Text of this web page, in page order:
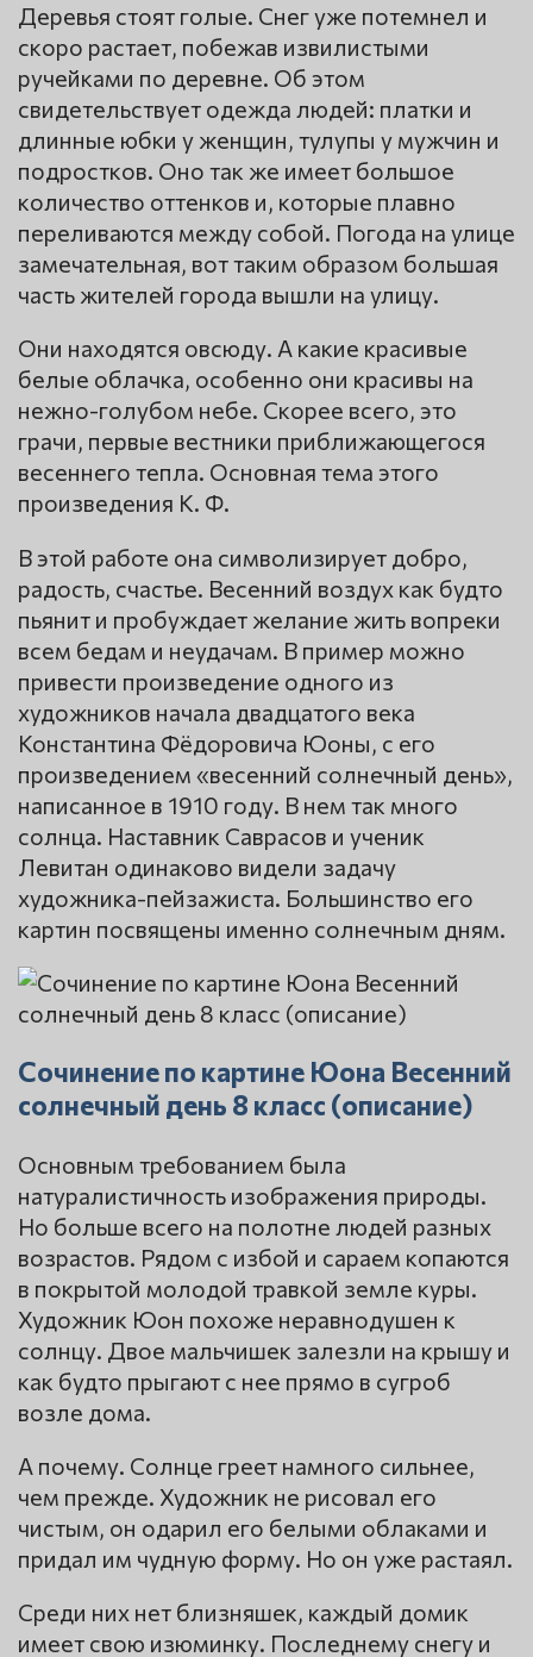
Деревья стоят голые. Снег уже потемнел и
скоро растает, побежав извилистыми
ручейками по деревне. Об этом
свидетельствует одежда людей: платки и
длинные юбки у женщин, тулупы у мужчин и
подростков. Оно так же имеет большое
количество оттенков и, которые плавно
переливаются между собой. Погода на улице
замечательная, вот таким образом большая
часть жителей города вышли на улицу.
Они находятся овсюду. А какие красивые
белые облачка, особенно они красивы на
нежно-голубом небе. Скорее всего, это
грачи, первые вестники приближающегося
весеннего тепла. Основная тема этого
произведения К. Ф.
В этой работе она символизирует добро,
радость, счастье. Весенний воздух как будто
пьянит и пробуждает желание жить вопреки
всем бедам и неудачам. В пример можно
привести произведение одного из
художников начала двадцатого века
Константина Фёдоровича Юоны, с его
произведением «весенний солнечный день»,
написанное в 1910 году. В нем так много
солнца. Наставник Саврасов и ученик
Левитан одинаково видели задачу
художника-пейзажиста. Большинство его
картин посвящены именно солнечным дням.
Сочинение по картине Юона Весенний
солнечный день 8 класс (описание)
Основным требованием была
натуралистичность изображения природы.
Но больше всего на полотне людей разных
возрастов. Рядом с избой и сараем копаются
в покрытой молодой травкой земле куры.
Художник Юон похоже неравнодушен к
солнцу. Двое мальчишек залезли на крышу и
как будто прыгают с нее прямо в сугроб
возле дома.
А почему. Солнце греет намного сильнее,
чем прежде. Художник не рисовал его
чистым, он одарил его белыми облаками и
придал им чудную форму. Но он уже растаял.
Среди них нет близняшек, каждый домик
имеет свою изюминку. Последнему снегу и